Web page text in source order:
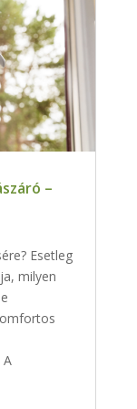
–
Esetleg
milyen
A